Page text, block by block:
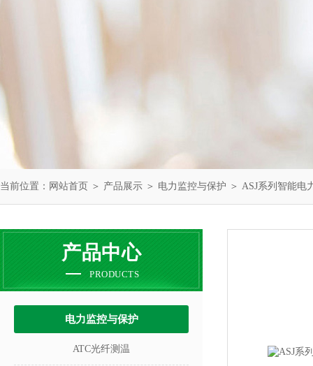
当前位置： 网站首页 ＞ 产品展示 ＞ 电力监控与保护 ＞ ASJ系列智能电
产品中心
PRODUCTS
电力监控与保护
ATC光纤测温